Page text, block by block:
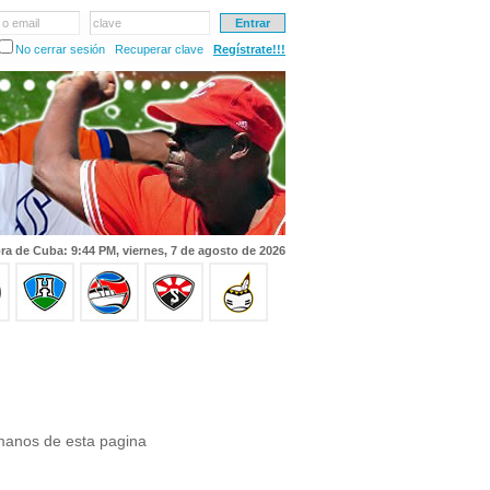
email
clave
No cerrar sesión
Recuperar clave Regístrate!!!
de Cuba: 9:44 PM, viernes, 7 de agosto de 2026
de esta pagina